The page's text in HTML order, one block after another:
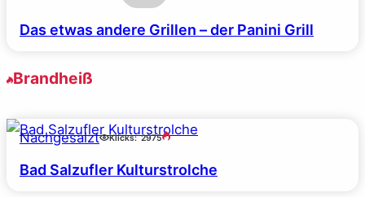
Das etwas andere Grillen – der Panini Grill
Brandheiß
Nachgesalzt Klicks: 2975
Bad Salzufler Kulturstrolche